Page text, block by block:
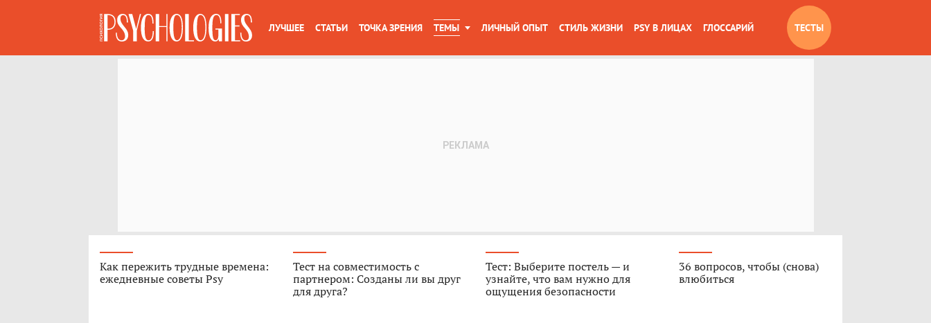
ЛУЧШЕЕ СТАТЬИ ТОЧКА ЗРЕНИЯ ТЕМЫ ЛИЧНЫЙ ОПЫТ СТИЛЬ ЖИЗНИ PSY В ЛИЦАХ ГЛОССАРИЙ ТЕСТЫ
Как пережить трудные времена:
ежедневные советы Psy
Тест на совместимость с
партнером: Созданы ли вы друг
для друга?
Тест: Выберите постель — и
узнайте, что вам нужно для
ощущения безопасности
36 вопросов, чтобы (снова)
влюбиться